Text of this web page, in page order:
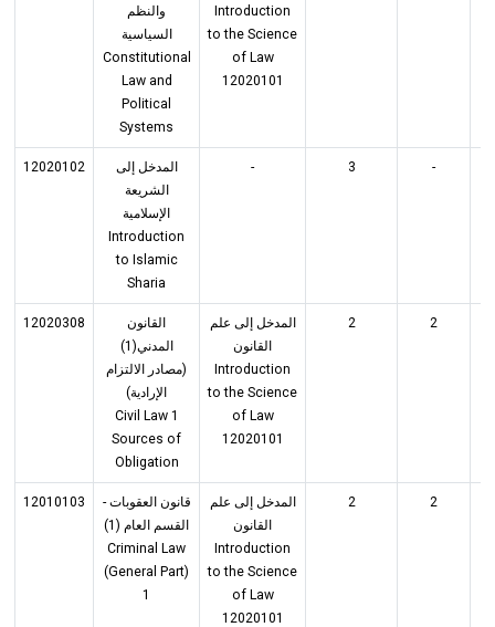
والنظم
السياسية
Constitutional
Law and
Political
Systems
Introduction
to the Science
of Law
12020101
12020102
المدخل إلى
الشريعة
الإسلامية
Introduction
to Islamic
Sharia
- 3 -
12020308
القانون
المدني(1)
(مصادر الالتزام
الإرادية)
Civil Law 1
Sources of
Obligation
المدخل إلى علم
القانون
Introduction
to the Science
of Law
12020101
2 2
12010103
قانون العقوبات -
القسم العام (1)
Criminal Law
(General Part)
1
المدخل إلى علم
القانون
Introduction
to the Science
of Law
12020101
2 2